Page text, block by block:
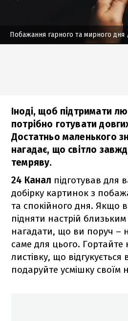
Побажання гарного та мирного дня
Іноді, щоб підтримати
потрібно готувати
Достатньо маленького
нагадає, що світло
темряву.
24 Канал підготував для
добірку картинок з
та спокійного дня. Якщо
підняти настрій
нагадати, що ви поруч –
саме для цього.
листівку, що відгукується
подаруйте усмішку своїм